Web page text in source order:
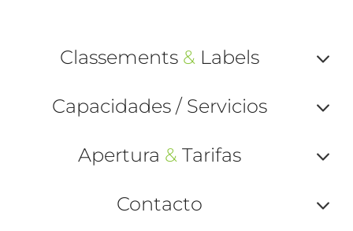
Classements &Labels
ou
Capacidades / Servicios
ou
Apertura &Tarifas
ou
Contacto